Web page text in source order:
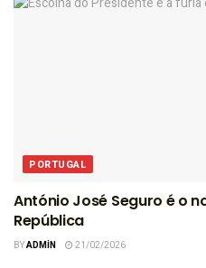
PORTUGAL
António José Seguro é o
República
BYADMIN 21/02/2026